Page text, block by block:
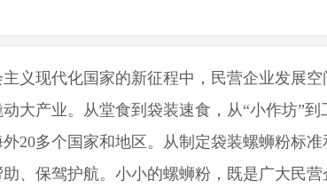
义现代化国家的新征程中，民营企业发展
产业。从堂食到袋装速食，从“小作坊”到
20多个国家和地区。从制定袋装螺蛳粉标
、保驾护航。小小的螺蛳粉，既是广大民